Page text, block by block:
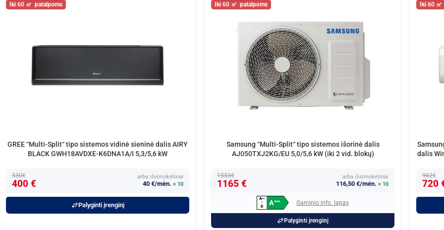
60
GREE “Multi-Split“ tipo sistemos vidinė sieninė dalis AIRY
BLACK GWH18AVDXE-K6DNA1A/I 5,3/5,6 kW
530€
400 €
arba išsimokėtinai
40 €/mėn. × 10
Palyginti įrenginį
60
Samsung “Multi-Split“ tipo sistemos išorinė dalis
AJ050TXJ2KG/EU 5,0/5,6 kW (iki 2 vid. blokų)
1553€
1165 €
arba išsimokėtinai
116,50 €/mėn. × 10
A+++
↑
D
A+++ Gaminio info. lapas
Palyginti įrenginį
60
dalis
962€
720